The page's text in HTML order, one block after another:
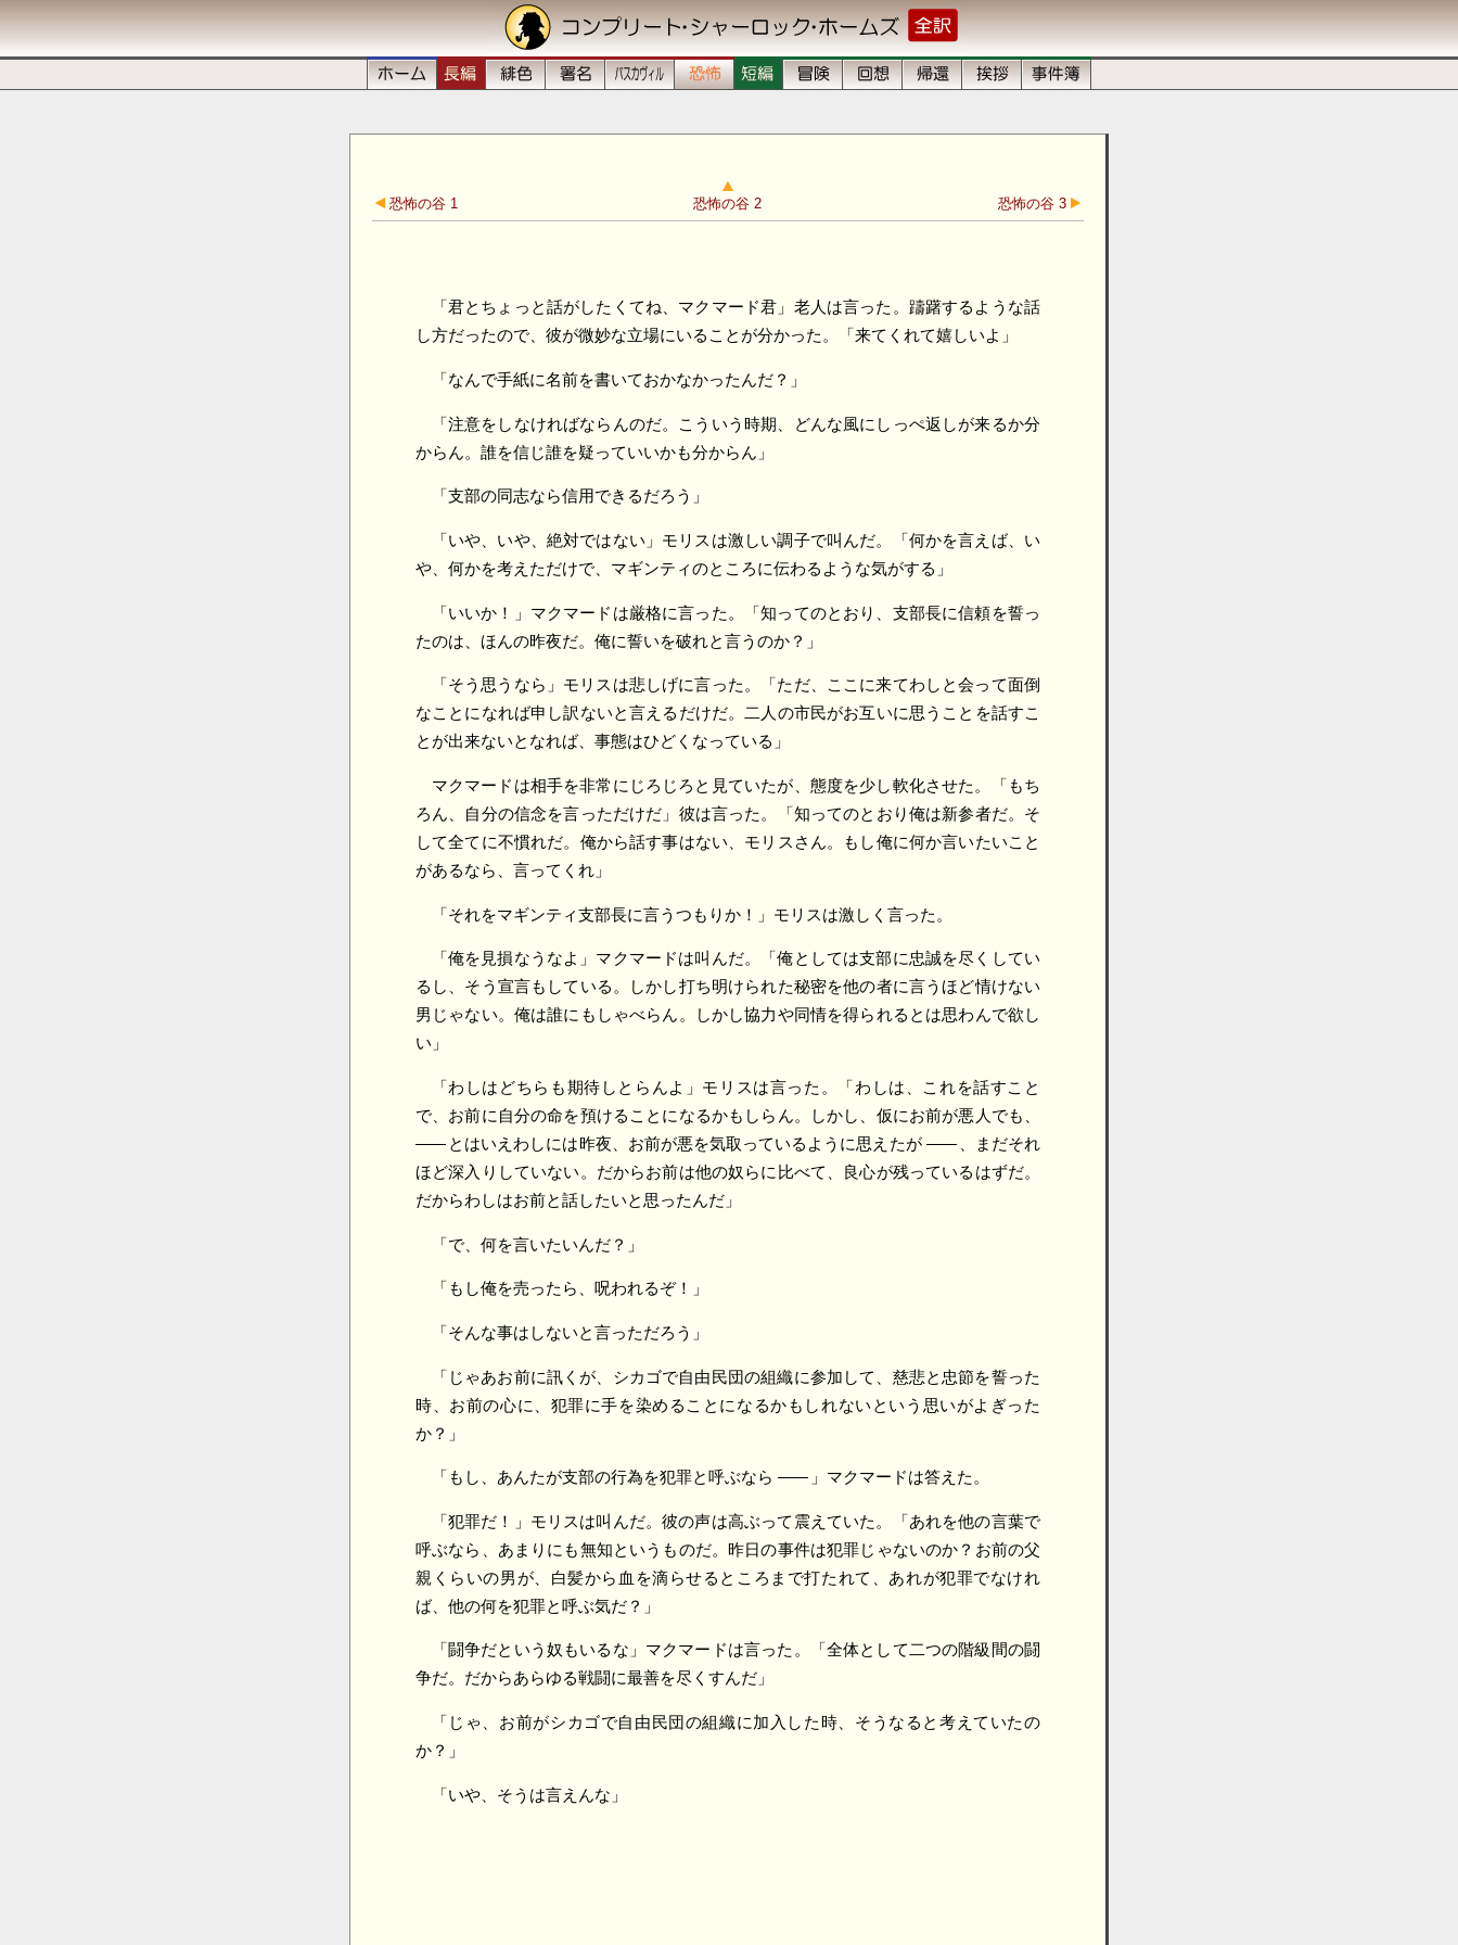
恐怖の谷 1 恐怖の谷 2 恐怖の谷 3
「君とちょっと話がしたくてね、マクマード君」老人は言った。躊躇するような話
し方だったので、彼が微妙な立場にいることが分かった。「来てくれて嬉しいよ」
「なんで手紙に名前を書いておかなかったんだ？」
「注意をしなければならんのだ。こういう時期、どんな風にしっぺ返しが来るか分
からん。誰を信じ誰を疑っていいかも分からん」
「支部の同志なら信用できるだろう」
「いや、いや、絶対ではない」モリスは激しい調子で叫んだ。「何かを言えば、い
や、何かを考えただけで、マギンティのところに伝わるような気がする」
「いいか！」マクマードは厳格に言った。「知ってのとおり、支部長に信頼を誓っ
たのは、ほんの昨夜だ。俺に誓いを破れと言うのか？」
「そう思うなら」モリスは悲しげに言った。「ただ、ここに来てわしと会って面倒
なことになれば申し訳ないと言えるだけだ。二人の市民がお互いに思うことを話すこ
とが出来ないとなれば、事態はひどくなっている」
マクマードは相手を非常にじろじろと見ていたが、態度を少し軟化させた。「もち
ろん、自分の信念を言っただけだ」彼は言った。「知ってのとおり俺は新参者だ。そ
して全てに不慣れだ。俺から話す事はない、モリスさん。もし俺に何か言いたいこと
があるなら、言ってくれ」
「それをマギンティ支部長に言うつもりか！」モリスは激しく言った。
「俺を見損なうなよ」マクマードは叫んだ。「俺としては支部に忠誠を尽くしてい
るし、そう宣言もしている。しかし打ち明けられた秘密を他の者に言うほど情けない
男じゃない。俺は誰にもしゃべらん。しかし協力や同情を得られるとは思わんで欲し
い」
「わしはどちらも期待しとらんよ」モリスは言った。「わしは、これを話すこと
で、お前に自分の命を預けることになるかもしらん。しかし、仮にお前が悪人でも、
――とはいえわしには昨夜、お前が悪を気取っているように思えたが ――、まだそれ
ほど深入りしていない。だからお前は他の奴らに比べて、良心が残っているはずだ。
だからわしはお前と話したいと思ったんだ」
「で、何を言いたいんだ？」
「もし俺を売ったら、呪われるぞ！」
「そんな事はしないと言っただろう」
「じゃあお前に訊くが、シカゴで自由民団の組織に参加して、慈悲と忠節を誓った
時、お前の心に、犯罪に手を染めることになるかもしれないという思いがよぎった
か？」
「もし、あんたが支部の行為を犯罪と呼ぶなら ――」マクマードは答えた。
「犯罪だ！」モリスは叫んだ。彼の声は高ぶって震えていた。「あれを他の言葉で
呼ぶなら、あまりにも無知というものだ。昨日の事件は犯罪じゃないのか？お前の父
親くらいの男が、白髪から血を滴らせるところまで打たれて、あれが犯罪でなけれ
ば、他の何を犯罪と呼ぶ気だ？」
「闘争だという奴もいるな」マクマードは言った。「全体として二つの階級間の闘
争だ。だからあらゆる戦闘に最善を尽くすんだ」
「じゃ、お前がシカゴで自由民団の組織に加入した時、そうなると考えていたの
か？」
「いや、そうは言えんな」